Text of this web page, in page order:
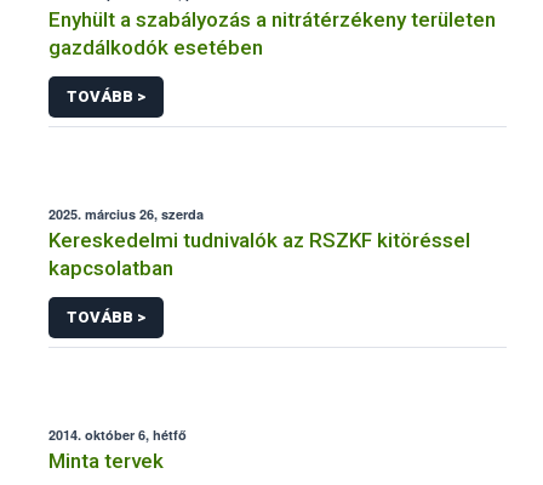
Enyhült a szabályozás a nitrátérzékeny területen
gazdálkodók esetében
TOVÁBB >
2025. március 26, szerda
Kereskedelmi tudnivalók az RSZKF kitöréssel
kapcsolatban
TOVÁBB >
2014. október 6, hétfő
Minta tervek